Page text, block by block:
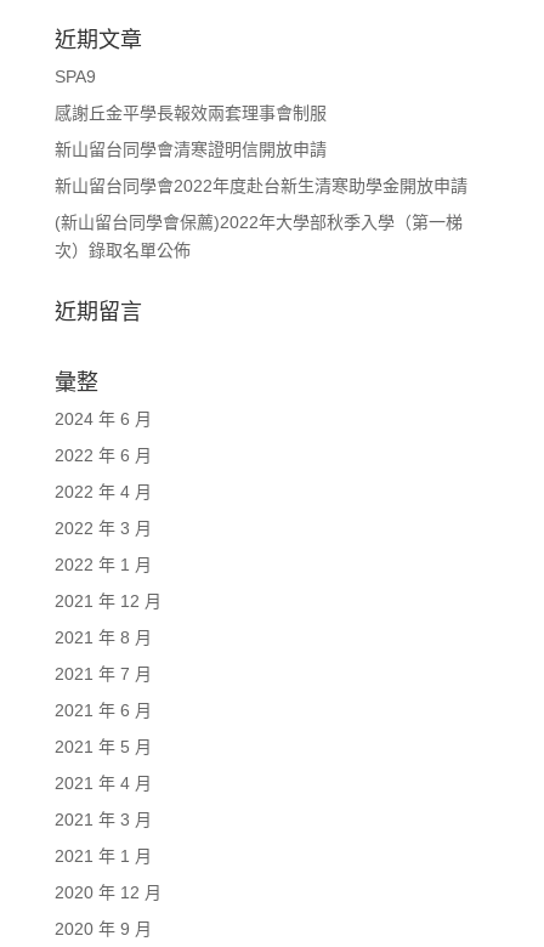
近期文章
SPA9
感謝丘金平學長報效兩套理事會制服
新山留台同學會清寒證明信開放申請
新山留台同學會2022年度赴台新生清寒助學金開放申請
(新山留台同學會保薦)2022年大學部秋季入學（第一梯
次）錄取名單公佈
近期留言
彙整
2024 年 6 月
2022 年 6 月
2022 年 4 月
2022 年 3 月
2022 年 1 月
2021 年 12 月
2021 年 8 月
2021 年 7 月
2021 年 6 月
2021 年 5 月
2021 年 4 月
2021 年 3 月
2021 年 1 月
2020 年 12 月
2020 年 9 月